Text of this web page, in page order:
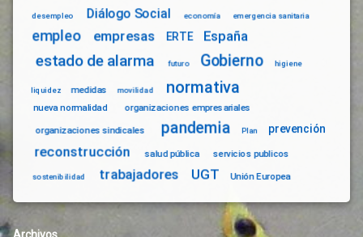
desempleo Diálogo Social economía emergencia sanitaria
empleo empresas ERTE España
estado de alarma futuro Gobierno higiene
liquidez medidas movilidad normativa
nueva normalidad organizaciones empresariales
organizaciones sindicales pandemia Plan prevención
reconstrucción salud pública servicios publicos
sostenibilidad trabajadores UGT Unión Europea